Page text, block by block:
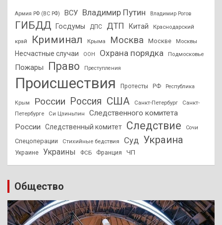
Армия РФ (ВС РФ) ВСУ Владимир Путин Владимир Рогов
ГИБДД Госдумы ДПС ДТП Китай Краснодарский
край Криминал Крыма Москва Москве Москвы
Несчастные случаи ООН Охрана порядка Подмосковье
Пожары Право Преступления
Происшествия Протесты РФ Республика
Крым России Россия США Санкт-Петербург
Санкт-
Петербурге
Си Цзиньпин
Следственного комитета
России
Следственный комитет Следствие Сочи
Спецоперации Стихийные бедствия Суд Украина
Украине Украины ФСБ Франция ЧП
Общество